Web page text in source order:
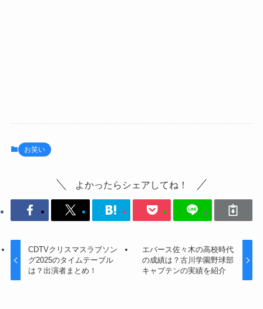
お笑い
よかったらシェアしてね！
CDTVクリスマスラブソン
グ2025のタイムテーブル
は？出演者まとめ！
エバース佐々木の高校時代
の成績は？古川学園野球部
キャプテンの実績を紹介